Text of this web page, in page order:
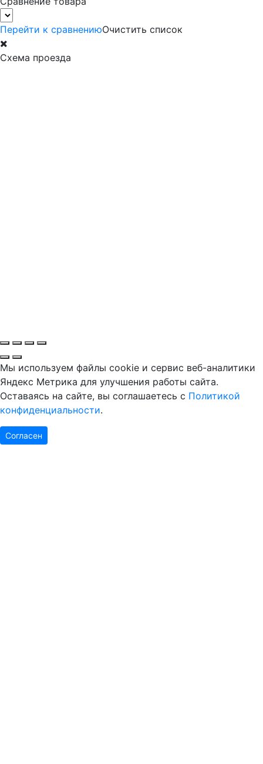
Перейти к сравнениюОчистить список
Схема проезда
Мы используем файлы cookie и сервис веб-аналитики
Яндекс Метрика для улучшения работы сайта.
Оставаясь на сайте, вы соглашаетесь с Политикой
конфиденциальности.
Согласен